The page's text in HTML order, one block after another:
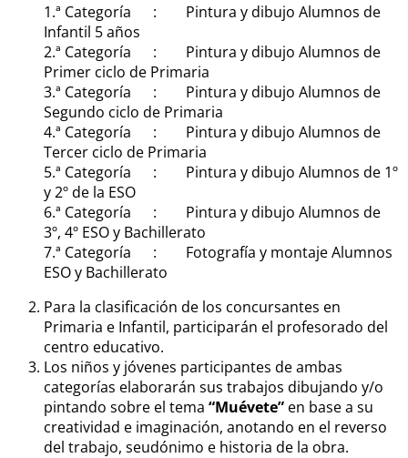
1.ª Categoría : Pintura y dibujo Alumnos de
Infantil 5 años
2.ª Categoría : Pintura y dibujo Alumnos de
Primer ciclo de Primaria
3.ª Categoría : Pintura y dibujo Alumnos de
Segundo ciclo de Primaria
4.ª Categoría : Pintura y dibujo Alumnos de
Tercer ciclo de Primaria
5.ª Categoría : Pintura y dibujo Alumnos de 1º
y 2º de la ESO
6.ª Categoría : Pintura y dibujo Alumnos de
3º, 4º ESO y Bachillerato
7.ª Categoría : Fotografía y montaje Alumnos
ESO y Bachillerato
Para la clasificación de los concursantes en
Primaria e Infantil, participarán el profesorado del
centro educativo.
Los niños y jóvenes participantes de ambas
categorías elaborarán sus trabajos dibujando y/o
pintando sobre el tema “Muévete” en base a su
creatividad e imaginación, anotando en el reverso
del trabajo, seudónimo e historia de la obra.